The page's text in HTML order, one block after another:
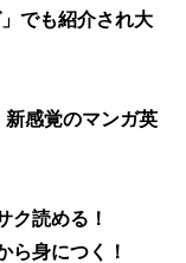
でも紹介され大
感覚のマンガ英
ク読める！
ら身につく！